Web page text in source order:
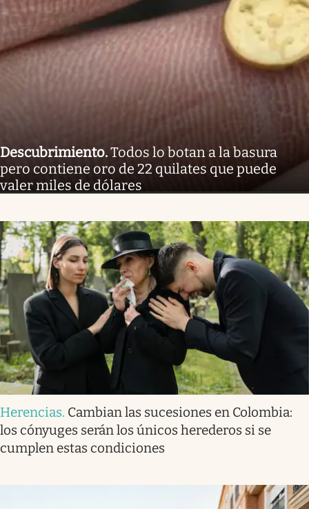
Descubrimiento.Todos lo botan a la basura
pero contiene oro de 22 quilates que puede
valer miles de dólares
Herencias. Cambian las sucesiones en Colombia:
los cónyuges serán los únicos herederos si se
cumplen estas condiciones